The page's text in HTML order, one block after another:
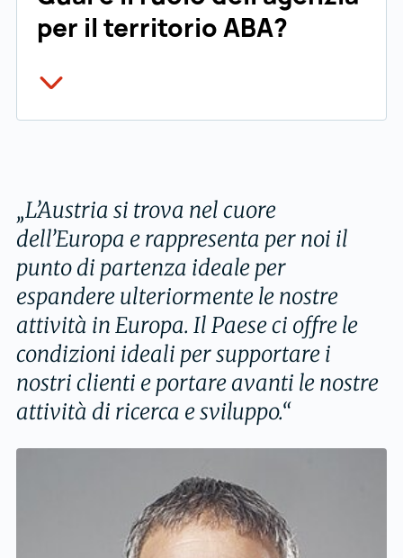
artificiale nel settore agroalimentare che si
occupa, tra l’altro, di tematiche quali la
approvvigionamento e la riduzione dello
per il territorio ABA?
Austrian Business Agency ha sostenuto
pratica e all’accesso alle reti di riferimento,
è stato possibile portare avanti lo sviluppo
della sede di Vienna in modo strutturato ed
efficiente.
„L’Austria si trova nel cuore
dell’Europa e rappresenta per noi il
punto di partenza ideale per
espandere ulteriormente le nostre
attività in Europa. Il Paese ci offre le
condizioni ideali per supportare i
nostri clienti e portare avanti le nostre
attività di ricerca e sviluppo.“